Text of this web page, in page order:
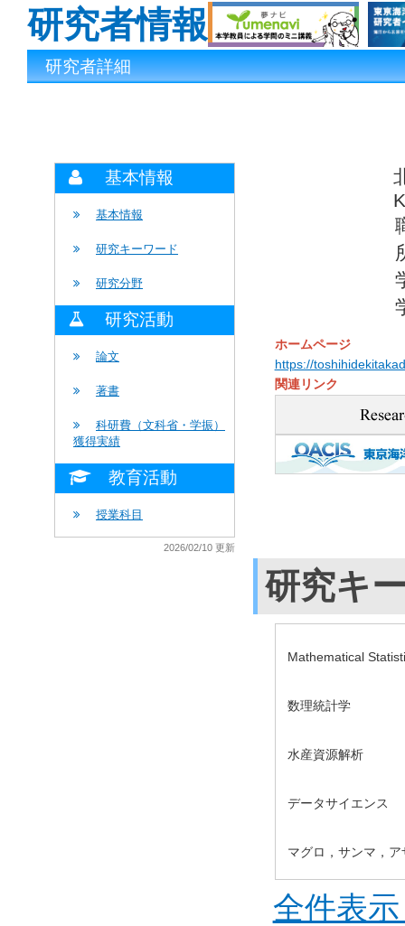
研究者情報
研究者詳細
基本情報
基本情報
研究キーワード
研究分野
研究活動
論文
著書
科研費（文科省・学振）
獲得実績
教育活動
授業科目
2026/02/10 更新
ホームページ
https://
関連リンク
研究キ
Mathematical
数理統計学
水産資源解析
データサイエンス
マグロ，サンマ，
全件表